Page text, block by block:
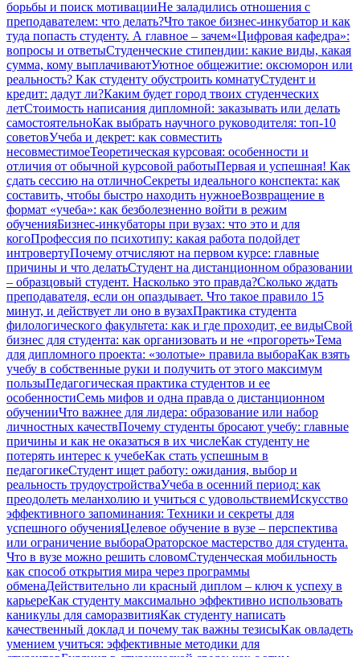
борьбы и поиск мотивацииНе заладились отношения с
преподавателем: что делать?Что такое бизнес-инкубатор и как
туда попасть студенту. А главное – зачем«Цифровая кафедра»:
вопросы и ответыСтуденческие стипендии: какие виды, какая
сумма, кому выплачиваютУютное общежитие: оксюморон или
реальность? Как студенту обустроить комнатуСтудент и
кредит: дадут ли?Каким будет город твоих студенческих
летСтоимость написания дипломной: заказывать или делать
самостоятельноКак выбрать научного руководителя: топ-10
советовУчеба и декрет: как совместить
несовместимоеТеоретическая курсовая: особенности и
отличия от обычной курсовой работыПервая и успешная! Как
сдать сессию на отличноСекреты идеального конспекта: как
составить, чтобы быстро находить нужноеВозвращение в
формат «учеба»: как безболезненно войти в режим
обученияБизнес-инкубаторы при вузах: что это и для
когоПрофессия по психотипу: какая работа подойдет
интровертуПочему отчисляют на первом курсе: главные
причины и что делатьСтудент на дистанционном образовании
– образцовый студент. Насколько это правда?Сколько ждать
преподавателя, если он опаздывает. Что такое правило 15
минут, и действует ли оно в вузахПрактика студента
филологического факультета: как и где проходит, ее видыСвой
бизнес для студента: как организовать и не «прогореть»Тема
для дипломного проекта: «золотые» правила выбораКак взять
учебу в собственные руки и получить от этого максимум
пользыПедагогическая практика студентов и ее
особенностиСемь мифов и одна правда о дистанционном
обученииЧто важнее для лидера: образование или набор
личностных качествПочему студенты бросают учебу: главные
причины и как не оказаться в их числеКак студенту не
потерять интерес к учебеКак стать успешным в
педагогикеСтудент ищет работу: ожидания, выбор и
реальность трудоустройстваУчеба в осенний период: как
преодолеть меланхолию и учиться с удовольствиемИскусство
эффективного запоминания: Техники и секреты для
успешного обученияЦелевое обучение в вузе – перспектива
или ограничение выбораОраторское мастерство для студента.
Что в вузе можно решить словомСтуденческая мобильность
как способ открытия мира через программы
обменаДействительно ли красный диплом – ключ к успеху в
карьереКак студенту максимально эффективно использовать
каникулы для саморазвитияКак студенту написать
качественный доклад и почему так важны тезисыКак овладеть
умением учиться: эффективные методики для